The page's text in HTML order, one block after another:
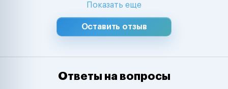
Показать еще
Оставить отзыв
Ответы на вопросы